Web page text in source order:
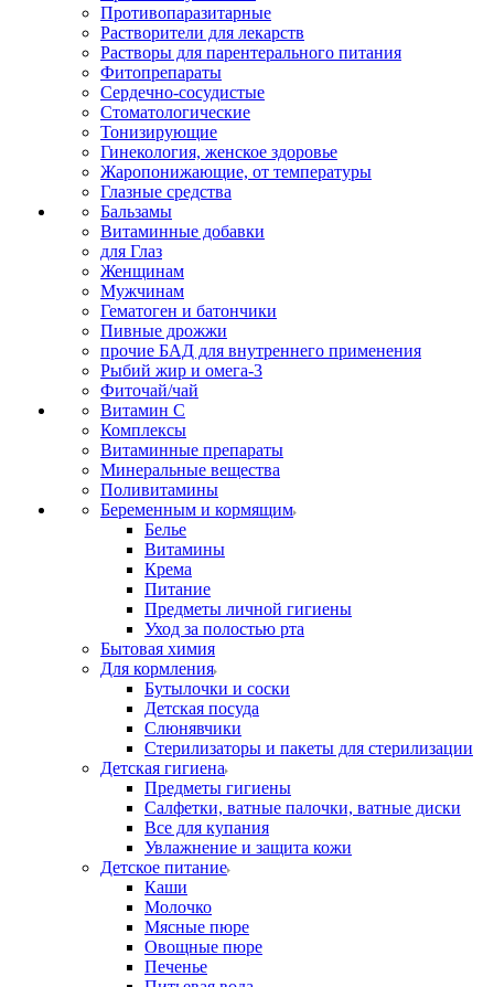
Противопаразитарные
Растворители для лекарств
Растворы для парентерального питания
Фитопрепараты
Сердечно-сосудистые
Стоматологические
Тонизирующие
Гинекология, женское здоровье
Жаропонижающие, от температуры
Глазные средства
Бальзамы
Витаминные добавки
для Глаз
Женщинам
Мужчинам
Гематоген и батончики
Пивные дрожжи
прочие БАД для внутреннего применения
Рыбий жир и омега-3
Фиточай/чай
Витамин С
Комплексы
Витаминные препараты
Минеральные вещества
Поливитамины
Беременным и кормящим
Белье
Витамины
Крема
Питание
Предметы личной гигиены
Уход за полостью рта
Бытовая химия
Для кормления
Бутылочки и соски
Детская посуда
Слюнявчики
Стерилизаторы и пакеты для стерилизации
Детская гигиена
Предметы гигиены
Салфетки, ватные палочки, ватные диски
Все для купания
Увлажнение и защита кожи
Детское питание
Каши
Молочко
Мясные пюре
Овощные пюре
Печенье